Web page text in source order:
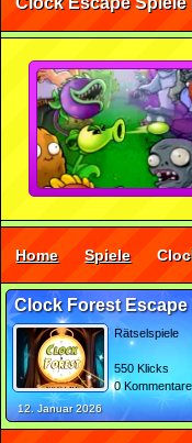
Home Spiele
Clock Forest Escape
Rätselspiele
550 Klicks
0 Kommentare
12. Januar 2026